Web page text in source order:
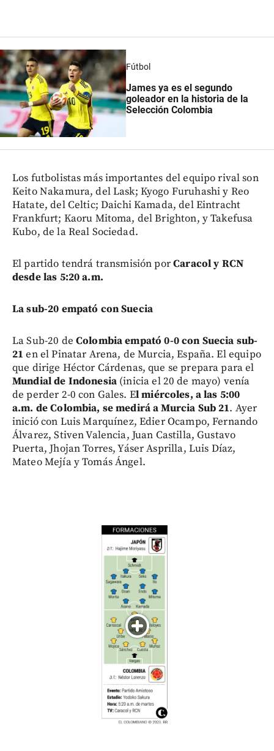
Fútbol
James ya es el segundo
goleador en la historia de la
Selección Colombia
Los futbolistas más importantes del equipo rival son
Keito Nakamura, del Lask; Kyogo Furuhashi y Reo
Hatate, del Celtic; Daichi Kamada, del Eintracht
Frankfurt; Kaoru Mitoma, del Brighton, y Takefusa
Kubo, de la Real Sociedad.
El partido tendrá transmisión porCaracol y RCN
desde las 5:20 a.m.
La sub-20 empató con Suecia
La Sub-20 de Colombia empató 0-0 con Suecia sub-
21 en el Pinatar Arena, de Murcia, España. El equipo
que dirige Héctor Cárdenas, que se prepara para el
Mundial de Indonesia (inicia el 20 de mayo) venía
de perder 2-0 con Gales. El miércoles, a las 5:00
a.m. de Colombia, se medirá a Murcia Sub 21. Ayer
inició con Luis Marquínez, Edier Ocampo, Fernando
Álvarez, Stiven Valencia, Juan Castilla, Gustavo
Puerta, Jhojan Torres, Yáser Asprilla, Luis Díaz,
Mateo Mejía y Tomás Ángel.